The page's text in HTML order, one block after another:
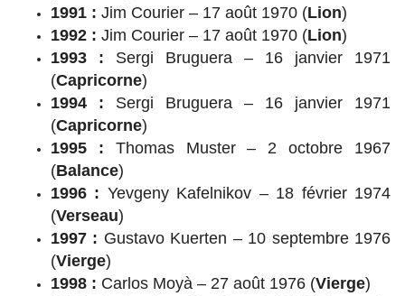
1991 : Jim Courier – 17 août 1970 (Lion)
1992 : Jim Courier – 17 août 1970 (Lion)
1993 : Sergi Bruguera – 16 janvier 1971
(Capricorne)
1994 : Sergi Bruguera – 16 janvier 1971
(Capricorne)
1995 : Thomas Muster – 2 octobre 1967
(Balance)
1996 : Yevgeny Kafelnikov – 18 février 1974
(Verseau)
1997 : Gustavo Kuerten – 10 septembre 1976
(Vierge)
1998 : Carlos Moyà – 27 août 1976 (Vierge)